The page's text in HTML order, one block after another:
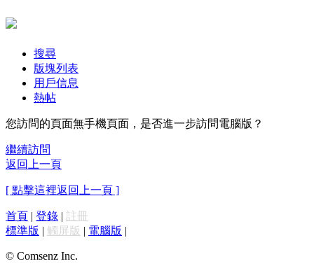
搜尋
版塊列表
用戶信息
熱帖
您訪問的頁面無手機頁面，是否進一步訪問電腦版？
繼續訪問
返回上一頁
[ 點擊這裡返回上一頁 ]
首頁 | 登錄 | 註冊
標準版 | 觸屏版 | 電腦版 |
© Comsenz Inc.